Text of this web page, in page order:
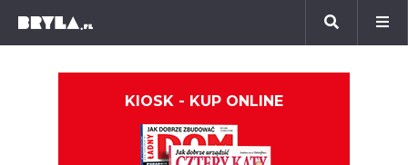
KIOSK - KUP ONLINE